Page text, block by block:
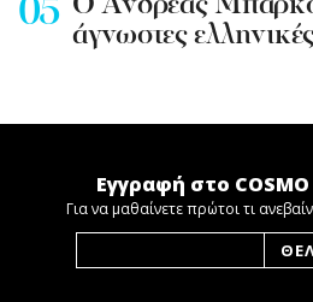
Ο Ανδρέας
άγνωστες ελληνικές
Εγγραφή στο COSMO
Για να μαθαίνετε πρώτοι τι